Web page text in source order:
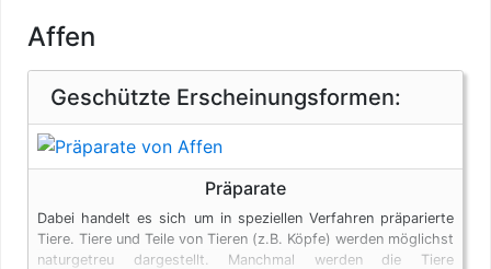
Affen
Geschützte Erscheinungsformen:
Präparate
Dabei handelt es sich um in speziellen Verfahren präparierte
Tiere. Tiere und Teile von Tieren (z.B. Köpfe) werden möglichst
naturgetreu dargestellt. Manchmal werden die Tiere